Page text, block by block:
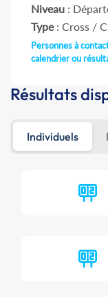
Niveau :
Type: Cross /
Personnes à
calendrier ou
Résultats
Individuels